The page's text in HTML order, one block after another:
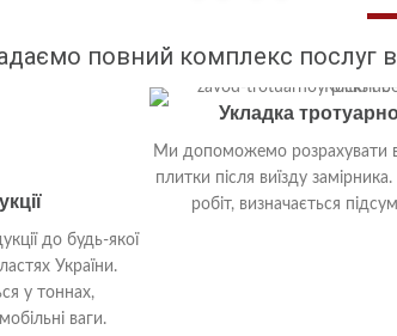
повний комплекс послуг
до будь-якої
України.
у тоннах,
ваги.
Укладка
Ми допоможемо розрахувати
плитки після виїзду
робіт, визначається